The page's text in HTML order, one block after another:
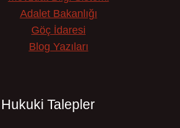
Adalet Bakanlığı
Göç İdaresi
Blog Yazıları
Hukuki Talepler